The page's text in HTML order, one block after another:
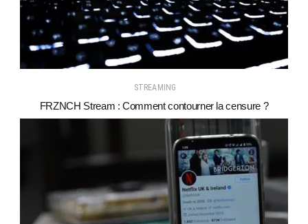
STREAMING
FRZNCH Stream : Comment contourner la censure ?